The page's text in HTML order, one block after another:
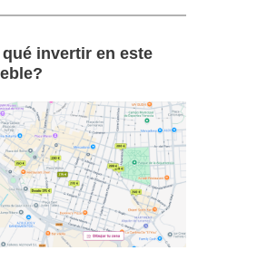
invertir en este